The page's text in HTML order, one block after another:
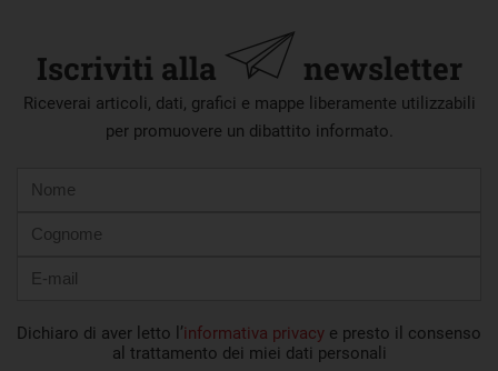
Iscriviti alla newsletter
Riceverai articoli, dati, grafici e mappe liberamente utilizzabili
per promuovere un dibattito informato.
mail
Dichiaro di aver letto l’informativa privacy e presto il consenso
al trattamento dei miei dati personali